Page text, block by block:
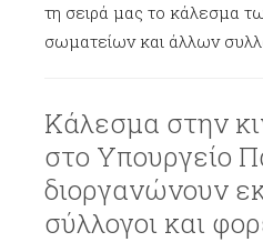
τη σειρά μας το κάλεσμα
σωματείων και άλλων
Κάλεσμα στην
στο Υπουργείο
διοργανώνουν
σύλλογοι και